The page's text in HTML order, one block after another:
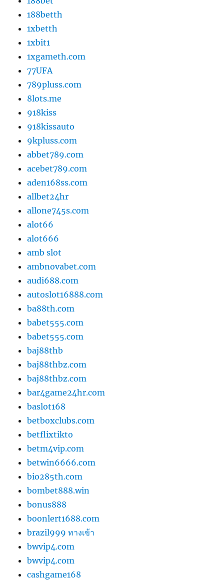
188betth
1xbetth
1xbit1
1xgameth.com
77UFA
789pluss.com
8lots.me
918kiss
918kissauto
9kpluss.com
abbet789.com
acebet789.com
aden168ss.com
allbet24hr
allone745s.com
alot66
alot666
amb slot
ambnovabet.com
audi688.com
autoslot16888.com
ba88th.com
babet555.com
babet555.com
baj88thb
baj88thbz.com
baj88thbz.com
bar4game24hr.com
baslot168
betboxclubs.com
betflixtikto
betm4vip.com
betwin6666.com
bio285th.com
bombet888.win
bonus888
boonlert1688.com
brazil999 ทางเข้า
bwvip4.com
bwvip4.com
cashgame168